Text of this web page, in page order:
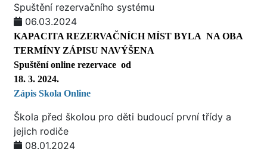
Spuštění rezervačního systému
06.03.2024
KAPACITA REZERVAČNÍCH MÍST BYLA NA OBA
TERMÍNY ZÁPISU NAVÝŠENA
Spuštění online rezervace od
18. 3. 2024.
Zápis Skola Online
Škola před školou pro děti budoucí první třídy a
jejich rodiče
08.01.2024